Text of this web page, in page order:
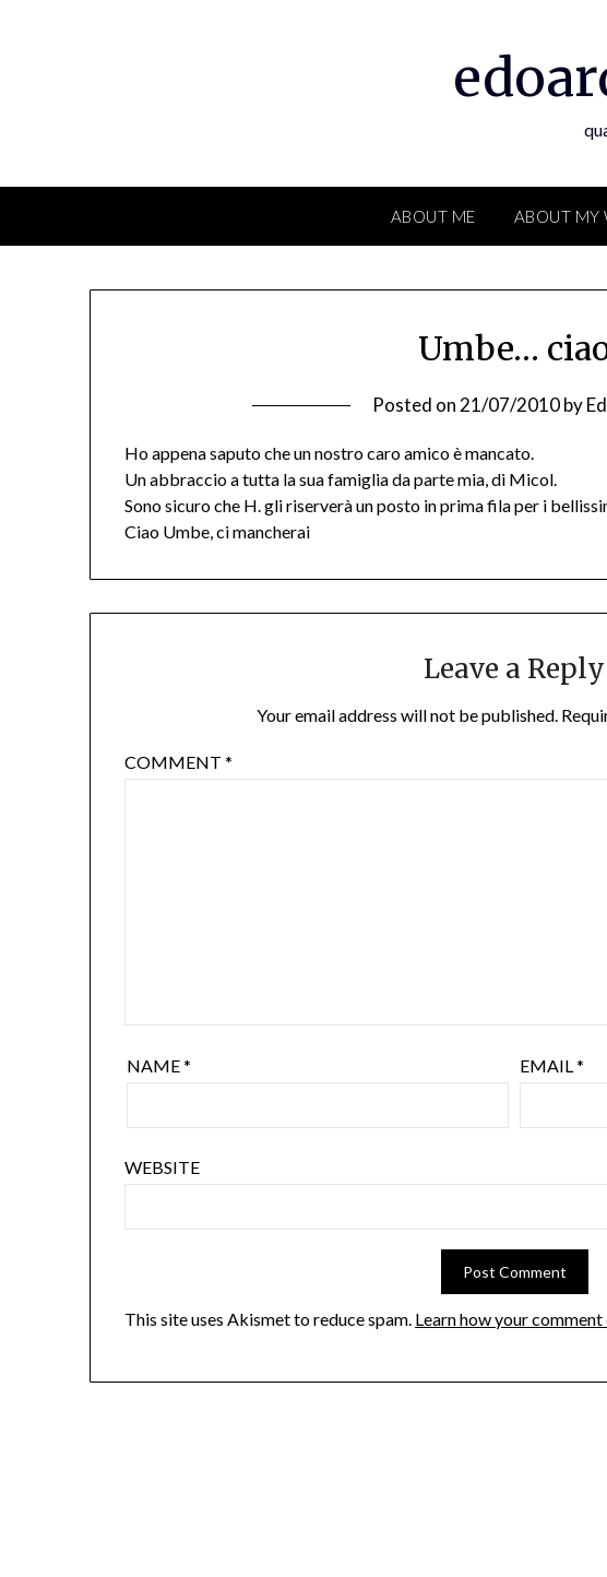
ABOUT ME ABOUT MY
Umbe…
Posted on 21/07/2010by
Ho appena saputo che un nostro caro amico è mancato.
Un abbraccio a tutta la sua famiglia da parte mia, di Micol.
Sono sicuro che H. gli riserverà un posto in prima fila per i
Ciao Umbe, ci mancherai
Leave a Reply
Your email address will not be published.
COMMENT*
NAME* EMAIL*
WEBSITE
This site uses Akismet to reduce spam. Learn how your